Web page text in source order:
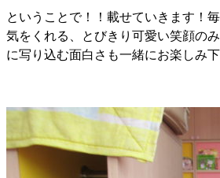
ということで！！載せていきます！
気をくれる、とびきり可愛い笑顔の
に写り込む面白さも一緒にお楽しみ